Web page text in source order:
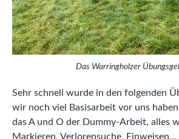
Das Warringholzer
Sehr schnell wurde in den folgenden
wir noch viel Basisarbeit vor uns
das A und O der Dummy-Arbeit, alles
Markieren, Verlorensuche,